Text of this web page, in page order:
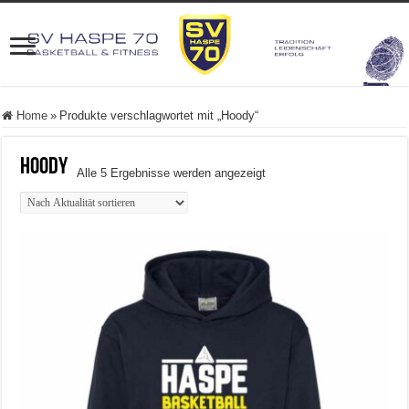
Home » Produkte verschlagwortet mit „Hoody“
Hoody Alle 5 Ergebnisse werden angezeigtNach